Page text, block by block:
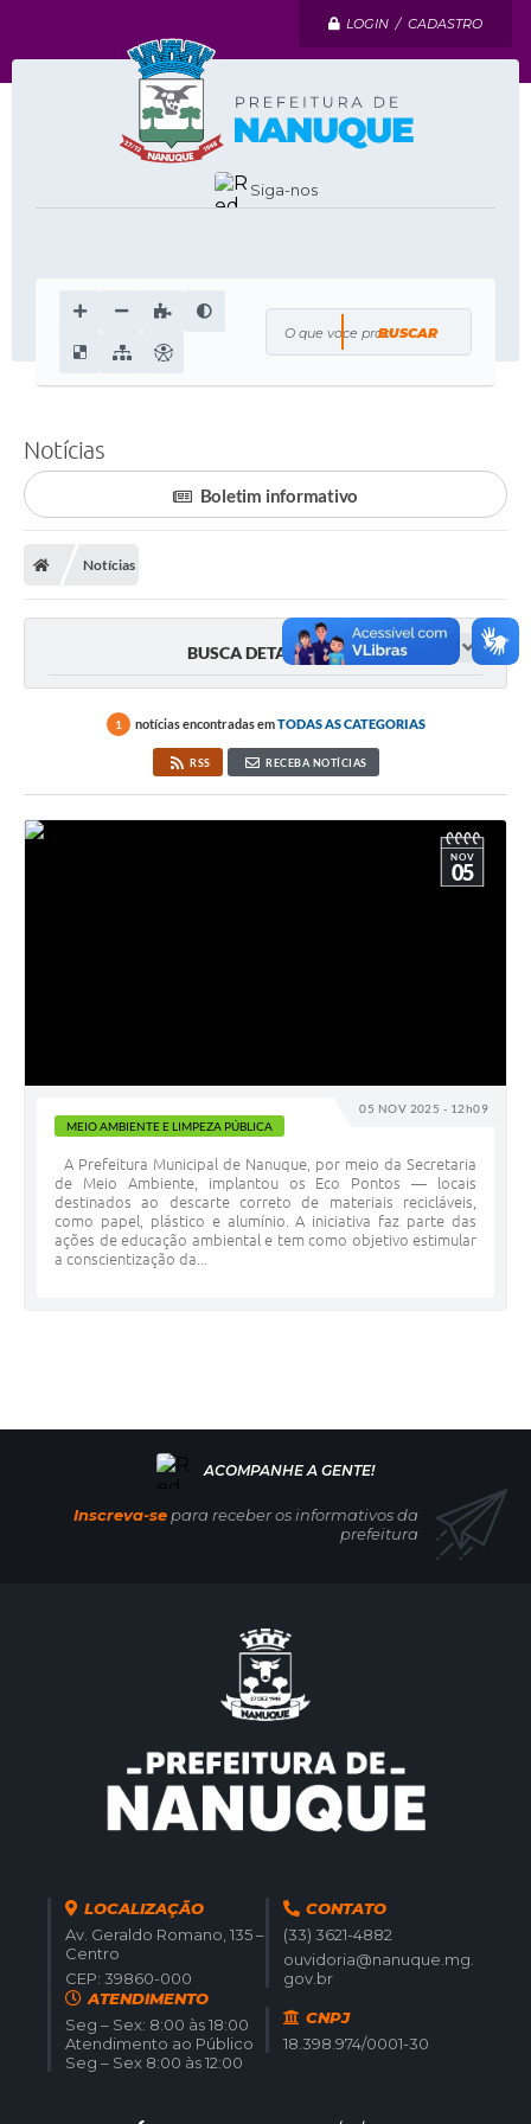
LOGIN / CADASTRO
Siga-nos
O que voce procura?
Notícias
Boletim informativo
Notícias
BUSCA DETALHADA
1 notícias encontradas emTODAS AS CATEGORIAS
RSS RECEBA NOTÍCIAS
05 NOV 2025 - 12h09
NOV
05
MEIO AMBIENTE E LIMPEZA PÚBLICA
A Prefeitura Municipal de Nanuque, por meio da Secretaria
de Meio Ambiente, implantou os Eco Pontos — locais
destinados ao descarte correto de materiais recicláveis,
como papel, plástico e alumínio. A iniciativa faz parte das
ações de educação ambiental e tem como objetivo estimular
a conscientização da...
Inscreva-se para receber os informativos da
prefeitura
LOCALIZAÇÃO
Av. Geraldo Romano, 135 –
Centro
CEP: 39860-000
CONTATO
(33) 3621-4882
ouvidoria@nanuque.mg.
gov.br
ATENDIMENTO
Seg – Sex: 8:00 às 18:00
Atendimento ao Público
Seg – Sex 8:00 às 12:00
CNPJ
18.398.974/0001-30